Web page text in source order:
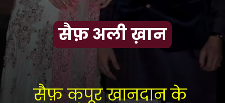
सैफ़ अली ख़ान
सैफ़ कपूर खानदान के